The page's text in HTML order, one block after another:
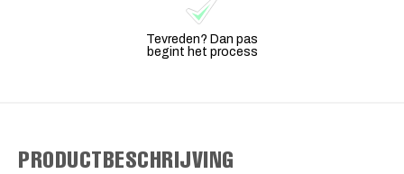
Tevreden? Dan pas
begint het process
PRODUCTBESCHRIJVING